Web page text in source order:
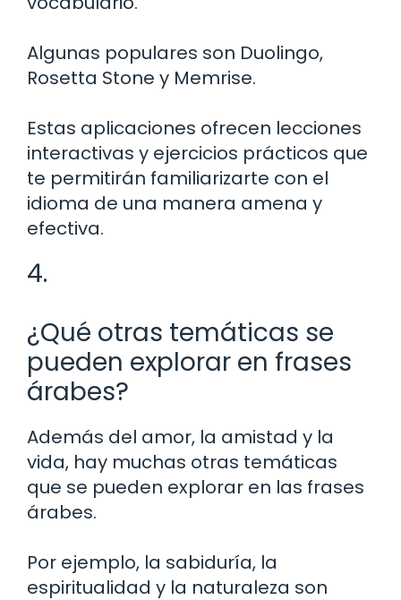
Algunas populares son Duolingo,
Rosetta Stone y Memrise.
Estas aplicaciones ofrecen lecciones
interactivas y ejercicios prácticos que
te permitirán familiarizarte con el
idioma de una manera amena y
efectiva.
4.
¿Qué otras temáticas se
pueden explorar en frases
árabes?
Además del amor, la amistad y la
vida, hay muchas otras temáticas
que se pueden explorar en las frases
árabes.
Por ejemplo, la sabiduría, la
espiritualidad y la naturaleza son